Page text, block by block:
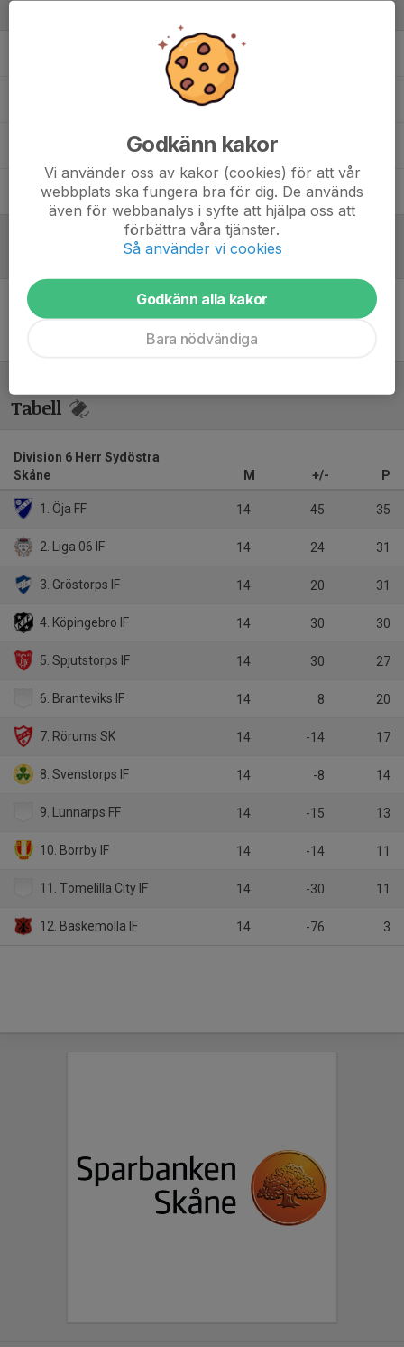
Huvudtränare
Lagledare A/U-lag
Oscar MorénLagledare U-laget
Robin Sippola Assisterande tränare
Inget referat skrivet
Tabell
Division 6 Herr Sydöstra
Skåne
M +/- P
1. Öja FF 14 45 35
2. Liga 06 IF 14 24 31
3. Gröstorps IF 14 20 31
4. Köpingebro IF 14 30 30
5. Spjutstorps IF 14 30 27
6. Branteviks IF 14 8 20
7. Rörums SK 14 -14 17
8. Svenstorps IF 14 -8 14
9. Lunnarps FF 14 -15 13
10. Borrby IF 14 -14 11
11. Tomelilla City IF 14 -30 11
12. Baskemölla IF 14 -76 3
Godkänn kakor
Vi använder oss av kakor (cookies) för att vår
webbplats ska fungera bra för dig. De används
även för webbanalys i syfte att hjälpa oss att
förbättra våra tjänster.
Så använder vi cookies
Godkänn alla kakor
Bara nödvändiga